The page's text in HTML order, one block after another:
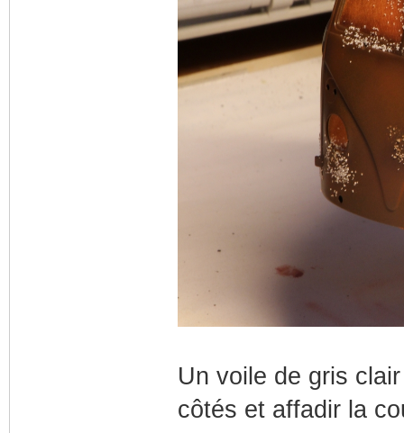
Un voile de gris
côtés et affadir la